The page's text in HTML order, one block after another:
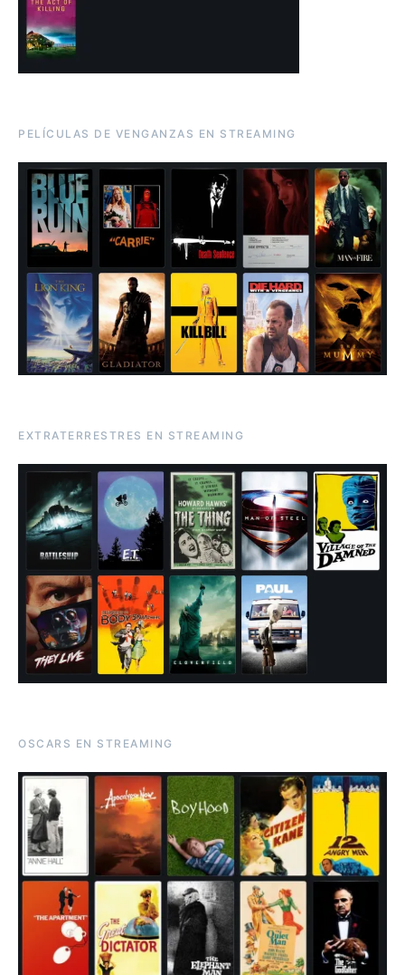
PELÍCULAS DE VENGANZAS EN STREAMING
EXTRATERRESTRES EN STREAMING
OSCARS EN STREAMING